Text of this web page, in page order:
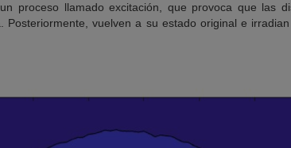
proceso llamado excitación, que provoca que las
Posteriormente, vuelven a su estado original e